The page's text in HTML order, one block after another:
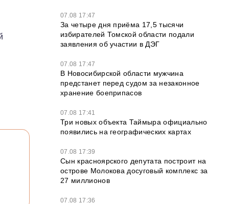
07.08 17:47
За четыре дня приёма 17,5 тысячи
избирателей Томской области подали
заявления об участии в ДЭГ
07.08 17:47
В Новосибирской области мужчина
предстанет перед судом за незаконное
хранение боеприпасов
07.08 17:41
Три новых объекта Таймыра официально
появились на географических картах
07.08 17:39
Сын красноярского депутата построит на
острове Молокова досуговый комплекс за
27 миллионов
07.08 17:36